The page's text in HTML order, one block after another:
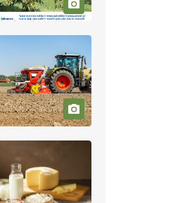
EKOloško =
kmetijstvo brez
škropljenja?
EKOloško =
logično: ekološka
kmetija
ALTENBAHER
EKOloško =
logično:
ekološko
oljarstvo
MORGAN
EKOloško =
logično: ekološka